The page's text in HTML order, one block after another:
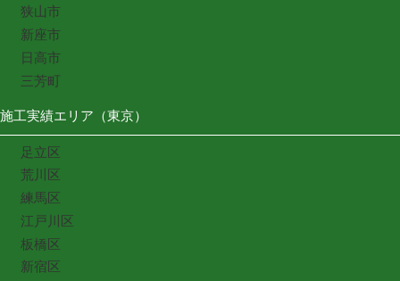
狭山市
新座市
日高市
三芳町
施工実績エリア（東京）
足立区
荒川区
練馬区
江戸川区
板橋区
新宿区